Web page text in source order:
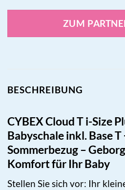
ZUM
BESCHREIBUNG
CYBEX Cloud T i-Size
Babyschale inkl. Base
Sommerbezug –
Komfort für Ihr Baby
Stellen Sie sich vor: Ihr